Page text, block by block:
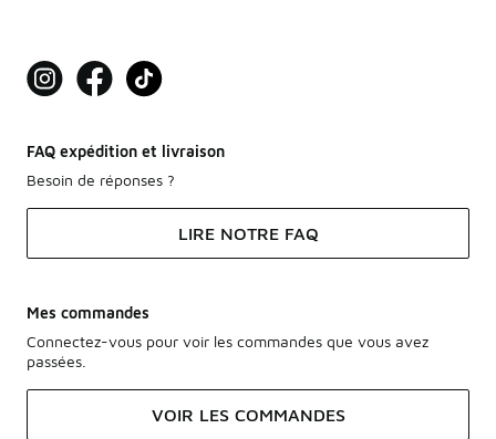
FAQ expédition et livraison
Besoin de réponses ?
LIRE NOTRE FAQ
Mes commandes
Connectez-vous pour voir les commandes que vous avez
passées.
VOIR LES COMMANDES